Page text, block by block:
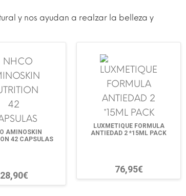
y nos ayudan a realzar la belleza y
AMINOSKIN
42 CAPSULAS
28,90€
LUXMETIQUE FORMULA
ANTIEDAD 2 *15ML PACK
76,95€